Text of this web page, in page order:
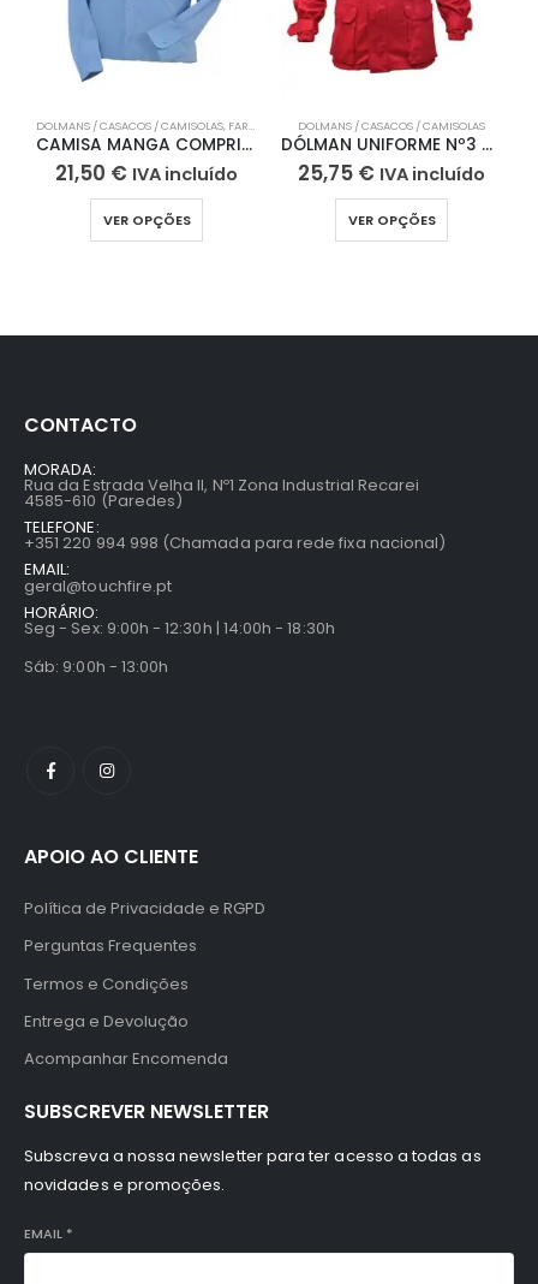
DOLMANS / CASACOS / CAMISOLAS, FARDA DE GALA
CAMISA MANGA COMPRIDA UNIFORME Nº1 / Nº2
21,50 € IVA incluído
VER OPÇÕES
DOLMANS / CASACOS / CAMISOLAS
DÓLMAN UNIFORME Nº3 MOD. FLORESTAL
25,75 € IVA incluído
VER OPÇÕES
CONTACTO
MORADA:
Rua da Estrada Velha II, Nº1 Zona Industrial Recarei
4585-610 (Paredes)
TELEFONE:
+351 220 994 998 (Chamada para rede fixa nacional)
EMAIL:
geral@touchfire.pt
HORÁRIO:
Seg - Sex: 9:00h - 12:30h | 14:00h - 18:30h
Sáb: 9:00h - 13:00h
APOIO AO CLIENTE
Política de Privacidade e RGPD
Perguntas Frequentes
Termos e Condições
Entrega e Devolução
Acompanhar Encomenda
SUBSCREVER NEWSLETTER
Subscreva a nossa newsletter para ter acesso a todas as
novidades e promoções.
EMAIL *